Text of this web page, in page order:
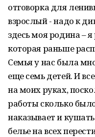
отговорка для
взрослый - надо к
здесь моя родина –
которая раньше
Семья у нас была
еще семь детей. И
на моих руках,
работы сколько
наказывает и
белье на всех